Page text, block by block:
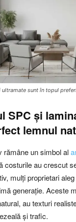
ultramate sunt în topul
SPC și
lemnul
rămâne un simbol al
costurile au crescut
mulți proprietari
generație. Aceste
au texturi
și trafic.